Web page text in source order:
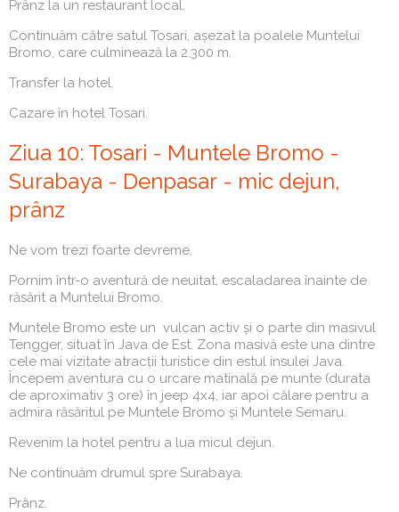
Prânz la un restaurant local.
Continuăm către satul Tosari, așezat la poalele Muntelui
Bromo, care culminează la 2.300 m.
Transfer la hotel.
Cazare în hotel Tosari.
Ziua 10: Tosari - Muntele Bromo -
Surabaya - Denpasar - mic dejun,
prânz
Ne vom trezi foarte devreme.
Pornim într-o aventură de neuitat, escaladarea înainte de
răsărit a Muntelui Bromo.
Muntele Bromo este un vulcan activ și o parte din masivul
Tengger, situat în Java de Est. Zona masivă este una dintre
cele mai vizitate atracții turistice din estul insulei Java.
Începem aventura cu o urcare matinală pe munte (durata
de aproximativ 3 ore) în jeep 4x4, iar apoi călare pentru a
admira răsăritul pe Muntele Bromo și Muntele Semaru.
Revenim la hotel pentru a lua micul dejun.
Ne continuăm drumul spre Surabaya.
Prânz.